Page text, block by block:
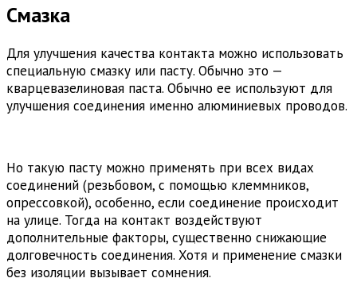
Смазка
Для улучшения качества контакта можно использовать
специальную смазку или пасту. Обычно это —
кварцевазелиновая паста. Обычно ее используют для
улучшения соединения именно алюминиевых проводов.
Но такую пасту можно применять при всех видах
соединений (резьбовом, с помощью клеммников,
опрессовкой), особенно, если соединение происходит
на улице. Тогда на контакт воздействуют
дополнительные факторы, существенно снижающие
долговечность соединения. Хотя и применение смазки
без изоляции вызывает сомнения.